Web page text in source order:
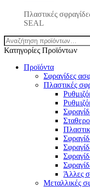
Πλαστικές
SEAL
Κατηγορίες Προϊόντων
Προϊόντα
Σφραγίδες
Πλαστικές
Άλλες
Μεταλλικές